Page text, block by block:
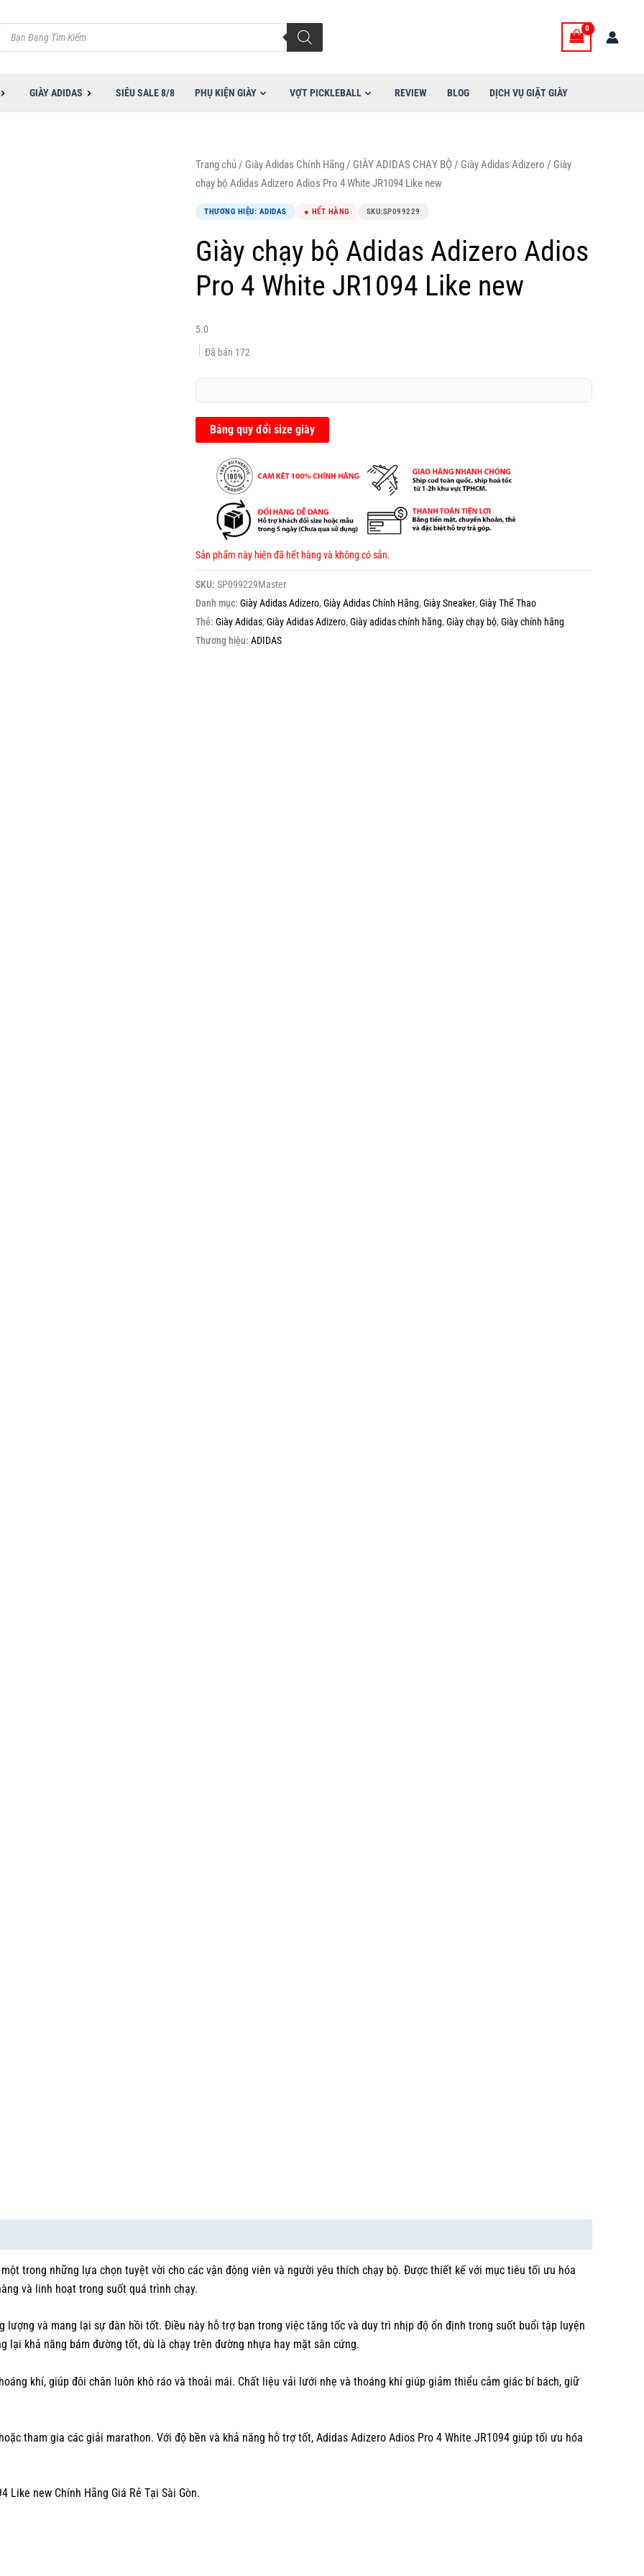
Tìm
kiếm
sản
GIÀY ADIDAS SIÊU SALE 8/8 PHỤ KIỆN GIÀY VỢT PICKLEBALL REVIEW BLOG DỊCH VỤ GIẶT GIÀY
Trang chủ/ Giày Adidas Chính Hãng/ GIÀY ADIDAS CHẠY BỘ / Giày Adidas Adizero / Giày
chạy bộ Adidas Adizero Adios Pro 4 White JR1094 Like new
THƯƠNG HIỆU: ADIDAS ● HẾT HÀNG SKU:SP099229
Giày chạy bộ Adidas Adizero Adios
Pro 4 White JR1094 Like new
5.0
Đã bán 172
Bảng quy đổi size giày
Sản phẩm này hiện đã hết hàng và không có sẵn.
SKU: SP099229Master
Danh mục: Giày Adidas Adizero,Giày Adidas Chính Hãng,Giày Sneaker,Giày Thể Thao
Thẻ: Giày Adidas,Giày Adidas Adizero,Giày adidas chính hãng,Giày chạy bộ,Giày chính hãng
Thương hiệu: ADIDAS
trong những lựa chọn tuyệt vời cho các vận động viên và người yêu thích chạy bộ. Được thiết kế với mục tiêu tối ưu hóa
và linh hoạt trong suốt quá trình chạy.
lượng và mang lại sự đàn hồi tốt. Điều này hỗ trợ bạn trong việc tăng tốc và duy trì nhịp độ ổn định trong suốt buổi tập luyện
lại khả năng bám đường tốt, dù là chạy trên đường nhựa hay mặt sân cứng.
khí, giúp đôi chân luôn khô ráo và thoải mái. Chất liệu vải lưới nhẹ và thoáng khí giúp giảm thiểu cảm giác bí bách, giữ
tham gia các giải marathon. Với độ bền và khả năng hỗ trợ tốt, Adidas Adizero Adios Pro 4 White JR1094 giúp tối ưu hóa
Like new Chính Hãng Giá Rẻ Tại Sài Gòn.